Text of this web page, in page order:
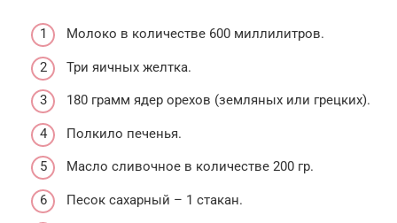
Молоко в количестве 600 миллилитров.
Три яичных желтка.
180 грамм ядер орехов (земляных или грецких).
Полкило печенья.
Масло сливочное в количестве 200 гр.
Песок сахарный – 1 стакан.